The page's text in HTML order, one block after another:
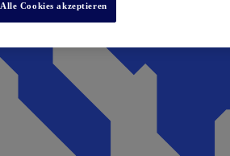
Alle Cookies akzeptieren